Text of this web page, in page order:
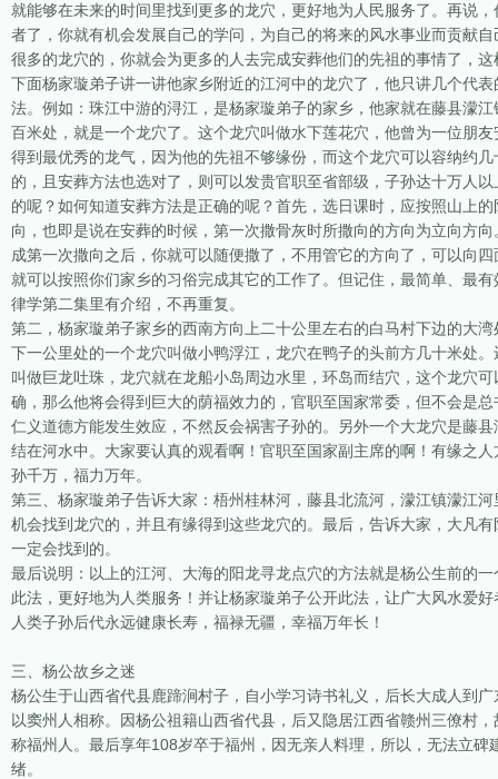
就能够在未来的时间里找到更多的龙穴，更好地为人民服务了。再说
者了，你就有机会发展自己的学问，为自己的将来的风水事业而贡献
很多的龙穴的，你就会为更多的人去完成安葬他们的先祖的事情了，
下面杨家璇弟子讲一讲他家乡附近的江河中的龙穴了，他只讲几个代
法。例如：珠江中游的浔江，是杨家璇弟子的家乡，他家就在藤县濛
百米处，就是一个龙穴了。这个龙穴叫做水下莲花穴，他曾为一位朋
得到最优秀的龙气，因为他的先祖不够缘份，而这个龙穴可以容纳约
的，且安葬方法也选对了，则可以发贵官职至省部级，子孙达十万人
的呢？如何知道安葬方法是正确的呢？首先，选日课时，应按照山上
向，也即是说在安葬的时候，第一次撒骨灰时所撒向的方向为立向方
成第一次撒向之后，你就可以随便撒了，不用管它的方向了，可以向
就可以按照你们家乡的习俗完成其它的工作了。但记住，最简单、最
律学第二集里有介绍，不再重复。
第二，杨家璇弟子家乡的西南方向上二十公里左右的白马村下边的大
下一公里处的一个龙穴叫做小鸭浮江，龙穴在鸭子的头前方几十米处
叫做巨龙吐珠，龙穴就在龙船小岛周边水里，环岛而结穴，这个龙穴
确，那么他将会得到巨大的荫福效力的，官职至国家常委，但不会是
仁义道德方能发生效应，不然反会祸害子孙的。另外一个大龙穴是藤
结在河水中。大家要认真的观看啊！官职至国家副主席的啊！有缘之
孙千万，福力万年。
第三、杨家璇弟子告诉大家：梧州桂林河，藤县北流河，濛江镇濛江
机会找到龙穴的，并且有缘得到这些龙穴的。最后，告诉大家，大凡
一定会找到的。
最后说明：以上的江河、大海的阳龙寻龙点穴的方法就是杨公生前的
此法，更好地为人类服务！并让杨家璇弟子公开此法，让广大风水爱
人类子孙后代永远健康长寿，福禄无疆，幸福万年长！
三、杨公故乡之迷
杨公生于山西省代县鹿蹄涧村子，自小学习诗书礼义，后长大成人到
以窦州人相称。因杨公祖籍山西省代县，后又隐居江西省赣州三僚村
称福州人。最后享年108岁卒于福州，因无亲人料理，所以，无法立
绪。